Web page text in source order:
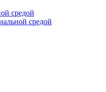
средой
средой